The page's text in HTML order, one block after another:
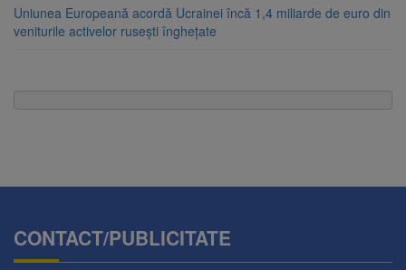
Uniunea Europeană acordă Ucrainei încă 1,4 miliarde de euro din
veniturile activelor rusești înghețate
CONTACT/PUBLICITATE